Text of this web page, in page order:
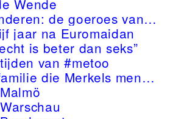
Sektes in Vlaanderen: de goeroes van yoga en wellness
jaar na Euromaidan
is beter dan seks”
van #metoo
De regenboogfamilie die Merkels mening veranderde